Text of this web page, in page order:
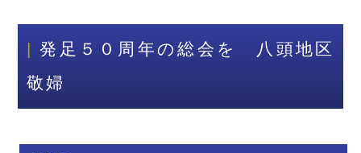
発足５０周年の総会を 八頭地区
敬婦